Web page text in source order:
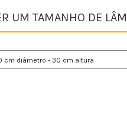
UM TAMANHO DE